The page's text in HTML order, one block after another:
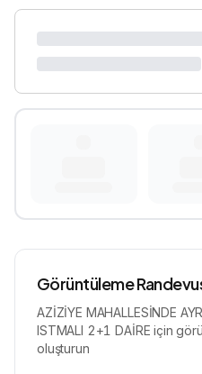
Görüntüleme
AZİZİYE MAHALLESİNDE
ISTMALI 2+1 DAİRE için
oluşturun